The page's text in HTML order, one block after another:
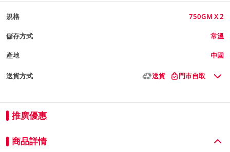
規格 750GM X 2
儲存方式 常溫
產地 中國
送貨方式 送貨 門市自取
推廣優惠
商品詳情